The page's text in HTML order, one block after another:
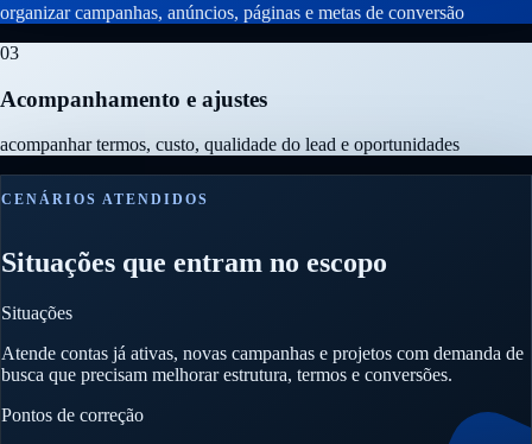
organizar campanhas, anúncios, páginas e metas de conversão
03
Acompanhamento e ajustes
acompanhar termos, custo, qualidade do lead e oportunidades
CENÁRIOS ATENDIDOS
Situações que entram no escopo
Situações
Atende contas já ativas, novas campanhas e projetos com demanda de
busca que precisam melhorar estrutura, termos e conversões.
Pontos de correção